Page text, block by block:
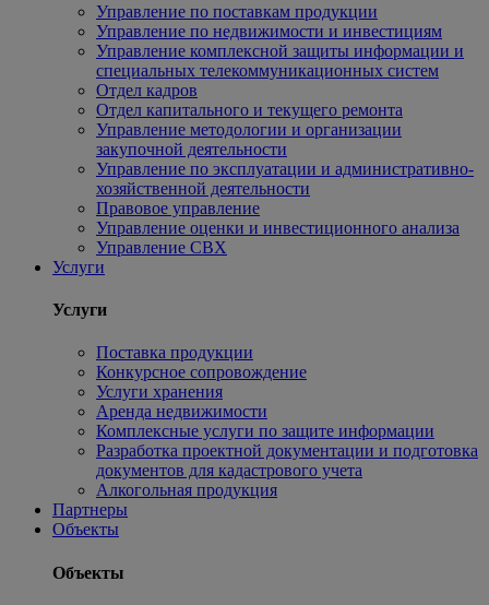
Управление по поставкам продукции
Управление по недвижимости и инвестициям
Управление комплексной защиты информации и
специальных телекоммуникационных систем
Отдел кадров
Отдел капитального и текущего ремонта
Управление методологии и организации
закупочной деятельности
Управление по эксплуатации и административно-
хозяйственной деятельности
Правовое управление
Управление оценки и инвестиционного анализа
Управление СВХ
Услуги
Услуги
Поставка продукции
Конкурсное сопровождение
Услуги хранения
Аренда недвижимости
Комплексные услуги по защите информации
Разработка проектной документации и подготовка
документов для кадастрового учета
Алкогольная продукция
Партнеры
Объекты
Объекты